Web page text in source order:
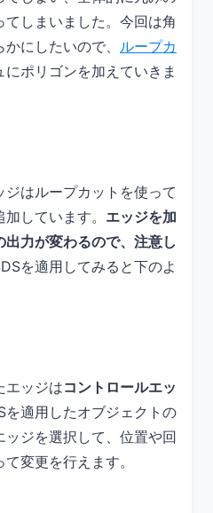
しまいました。今回は角
にしたいので、 ループカ
ポリゴンを加えていきま
ジはループカットを使って
しています。 エッジを加
出力が変わるので、注意し
を適用してみると下のよ
エッジはコントロールエッ
を適用したオブジェクトの
ジを選択して、位置や回
変更を行えます。